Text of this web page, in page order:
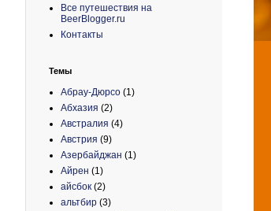
Все путешествия на
BeerBlogger.ru
Контакты
Темы
Абрау-Дюрсо (1)
Абхазия (2)
Австралия (4)
Австрия (9)
Азербайджан (1)
Айрен (1)
айсбок (2)
альтбир (3)